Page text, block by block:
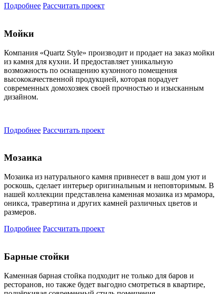
Подробнее Рассчитать проект
Мойки
Компания «Quartz Style» производит и продает на заказ мойки
из камня для кухни. И предоставляет уникальную
возможность по оснащению кухонного помещения
высококачественной продукцией, которая порадует
современных домохозяек своей прочностью и изысканным
дизайном.
Подробнее Рассчитать проект
Мозаика
Мозаика из натурального камня привнесет в ваш дом уют и
роскошь, сделает интерьер оригинальным и неповторимым. В
нашей коллекции представлена каменная мозаика из мрамора,
оникса, травертина и других камней различных цветов и
размеров.
Подробнее Рассчитать проект
Барные стойки
Каменная барная стойка подходит не только для баров и
ресторанов, но также будет выгодно смотреться в квартире,